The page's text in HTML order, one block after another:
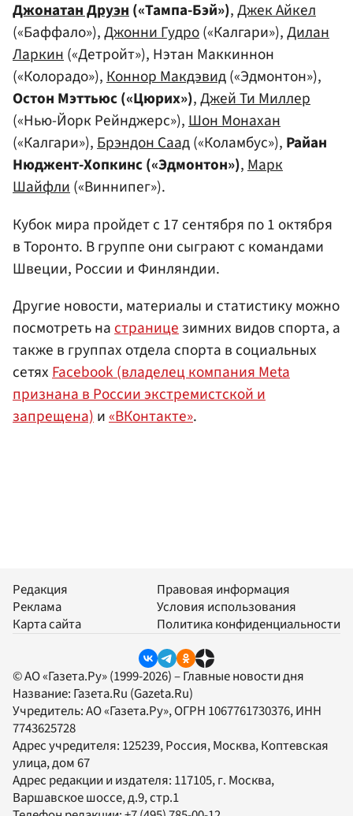
Джонатан Друэн(«Тампа-Бэй»),Джек Айкел
(«Баффало»),Джонни Гудро(«Калгари»),Дилан
Ларкин(«Детройт»), Нэтан Маккиннон
(«Колорадо»),Коннор Макдэвид(«Эдмонтон»),
Остон Мэттьюс («Цюрих»),Джей Ти Миллер
(«Нью-Йорк Рейнджерс»),Шон Монахан
(«Калгари»),Брэндон Саад(«Коламбус»), Райан
Нюджент-Хопкинс («Эдмонтон»),Марк
Шайфли(«Виннипег»).
Кубок мира пройдет с 17 сентября по 1 октября
в Торонто. В группе они сыграют с командами
Швеции, России и Финляндии.
Другие новости, материалы и статистику можно
посмотреть настраницезимних видов спорта, а
также в группах отдела спорта в социальных
сетяхFacebook (владелец компания Meta
признана в России экстремистской и
запрещена)и«ВКонтакте».
Редакция
Реклама
Карта сайта
Правовая информация
Условия использования
Политика конфиденциальности
© АО «Газета.Ру» (1999-2026) – Главные новости дня
Название: Газета.Ru (Gazeta.Ru)
Учредитель:АО «Газета.Ру», ОГРН 1067761730376, ИНН
7743625728
Адрес учредителя: 125239, Россия, Москва, Коптевская
улица, дом 67
Адрес редакции и издателя: 117105, г. Москва,
Варшавское шоссе, д.9, стр.1